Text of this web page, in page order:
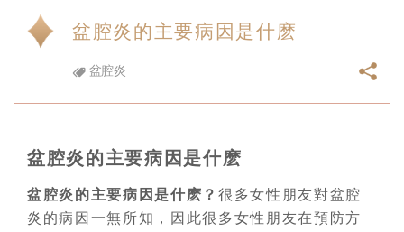
盆腔炎的主要病因是什麽
盆腔炎
盆腔炎的主要病因是什麽
盆腔炎的主要病因是什麽？很多女性朋友對盆腔
炎的病因一無所知，因此很多女性朋友在預防方